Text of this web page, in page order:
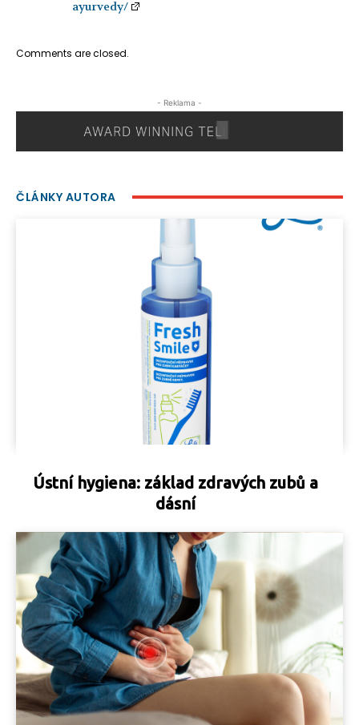
ayurvedy/
Comments are closed.
- Reklama -
ČLÁNKY AUTORA
Ústní hygiena: základ zdravých zubů a
dásní